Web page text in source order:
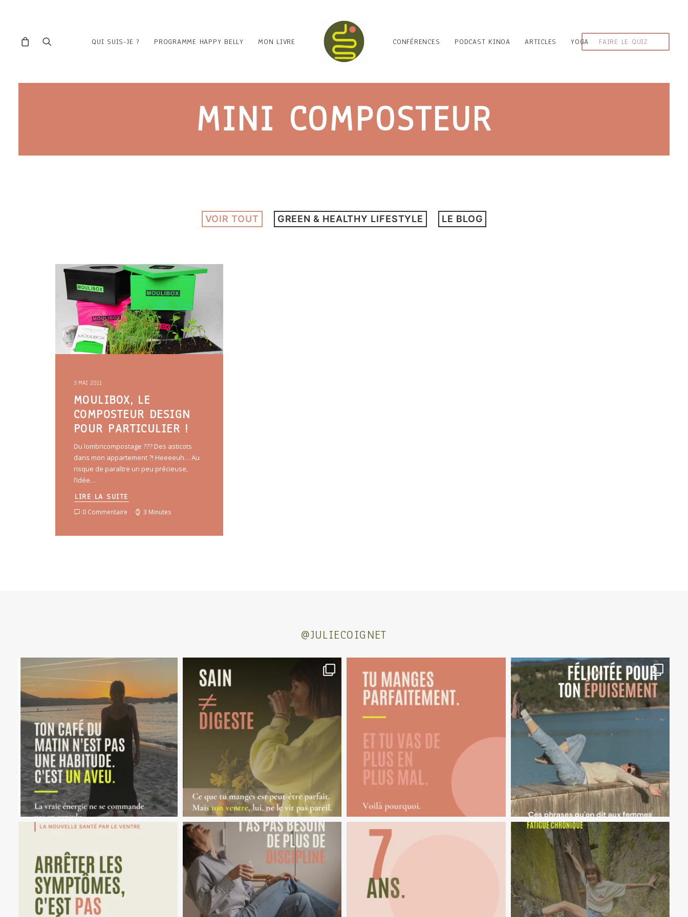
FAIRE LE QUIZ
QUI SUIS-JE ? PROGRAMME HAPPY BELLY MON LIVRE CONFÉRENCES PODCAST KINOA ARTICLES YOGA
MINI COMPOSTEUR
VOIR TOUT GREEN & HEALTHY LIFESTYLE LE BLOG
3 MAI 2011
MOULIBOX, LE
COMPOSTEUR DESIGN
POUR PARTICULIER !
Du lombricompostage ??? Des asticots
dans mon appartement ?! Heeeeuh… Au
risque de paraître un peu précieuse,
l’idée…
LIRE LA SUITE
0 Commentaire 3 Minutes
@JULIECOIGNET